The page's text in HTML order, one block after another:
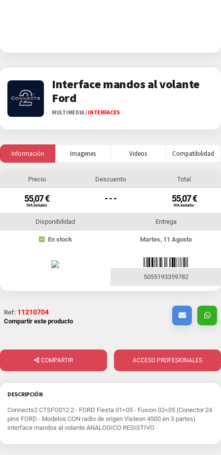
Interface mandos al volante
Ford
MULTIMEDIA/INTERFACES
Información Imagenes Videos Compatibilidad
Precio
55,07 €
IVA Incluido
Descuento
- - -
Total
55,07 €
IVA Incluido
Disponibilidad
En stock
Entrega
Martes, 11 Agosto
5055193359782
Ref: 11210704
Compartir este producto
COMPARTIR ACCESO PROFESIONALES
DESCRIPCIÓN
Connects2 CTSFO012.2 - FORD Fiesta 01<05 - Fusion 02<05 (Conector 24
pins FORD - Modelos CON radio de origen Visteon 4500 en 3 partes)
interface mandos al volante ANALOGICO RESISTIVO